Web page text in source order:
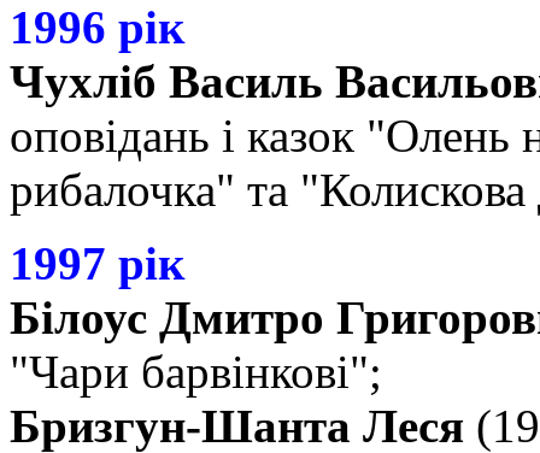
1996 рік
Чухліб Василь
оповідань і казок "Олень
рибалочка" та "Колискова
1997 рік
Білоус Дмитро
"Чари барвінкові";
Бризгун-Шанта Леся